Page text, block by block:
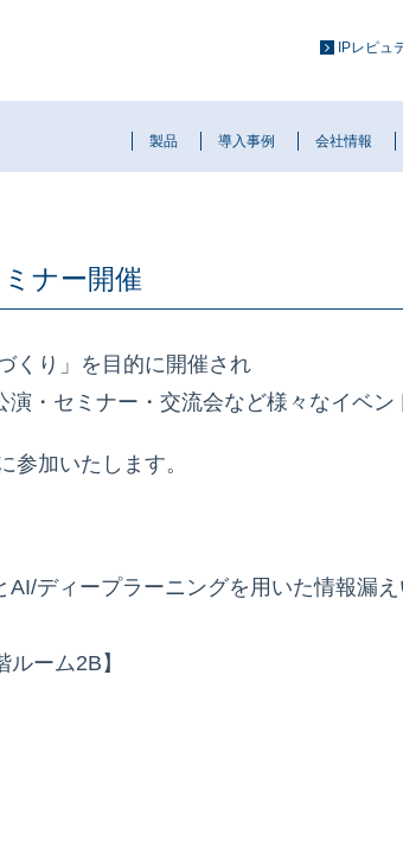
IPレピュ
製品 導入事例 会社情報
ナー開催
くり」を目的に開催され
・セミナー・交流会など様々なイベン
参加いたします。
ディープラーニングを用いた情報漏
ーム2B】